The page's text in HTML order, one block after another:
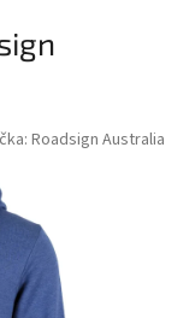
Roadsign Australia